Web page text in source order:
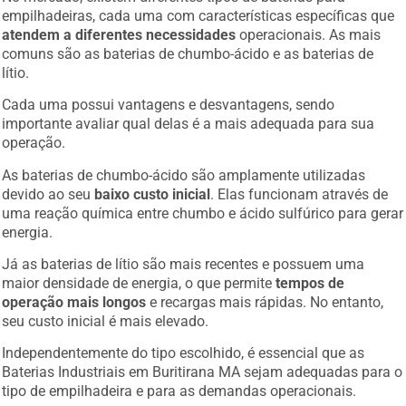
empilhadeiras, cada uma com características específicas que
atendem a diferentes necessidades operacionais. As mais
comuns são as baterias de chumbo-ácido e as baterias de
lítio.
Cada uma possui vantagens e desvantagens, sendo
importante avaliar qual delas é a mais adequada para sua
operação.
As baterias de chumbo-ácido são amplamente utilizadas
devido ao seu baixo custo inicial. Elas funcionam através de
uma reação química entre chumbo e ácido sulfúrico para gerar
energia.
Já as baterias de lítio são mais recentes e possuem uma
maior densidade de energia, o que permitetempos de
operação mais longos e recargas mais rápidas. No entanto,
seu custo inicial é mais elevado.
Independentemente do tipo escolhido, é essencial que as
Baterias Industriais em Buritirana MA sejam adequadas para o
tipo de empilhadeira e para as demandas operacionais.